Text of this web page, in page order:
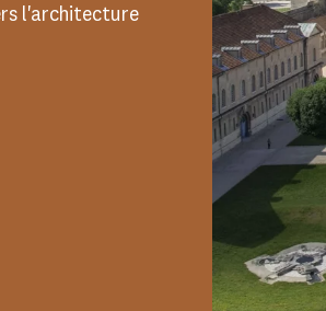
l'architecture